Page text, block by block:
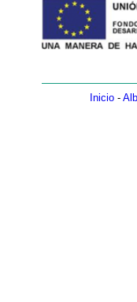
Inicio -